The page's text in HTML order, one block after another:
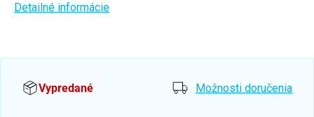
Detailné informácie
Vypredané Možnosti doručenia